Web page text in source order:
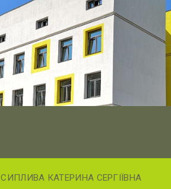
СИПЛИВА КАТЕРИНА СЕРГІЇВНА